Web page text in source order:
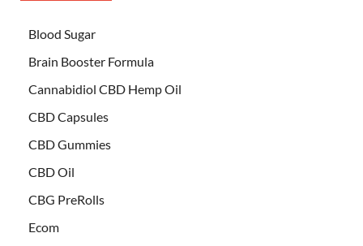
Blood Sugar
Brain Booster Formula
Cannabidiol CBD Hemp Oil
CBD Capsules
CBD Gummies
CBD Oil
CBG PreRolls
Ecom